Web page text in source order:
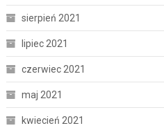
sierpień 2021
lipiec 2021
czerwiec 2021
maj 2021
kwiecień 2021